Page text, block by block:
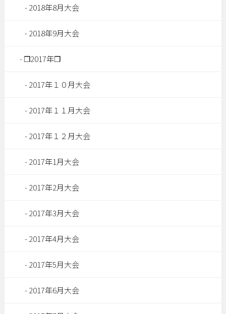
2018年8月大会
2018年9月大会
❒2017年❒
2017年１０月大会
2017年１１月大会
2017年１２月大会
2017年1月大会
2017年2月大会
2017年3月大会
2017年4月大会
2017年5月大会
2017年6月大会